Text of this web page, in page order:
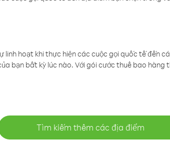
hoạt khi thực hiện các cuộc gọi quốc tế đến
bạn bất kỳ lúc nào. Với gói cước thuê bao
Tìm kiếm thêm các địa điểm